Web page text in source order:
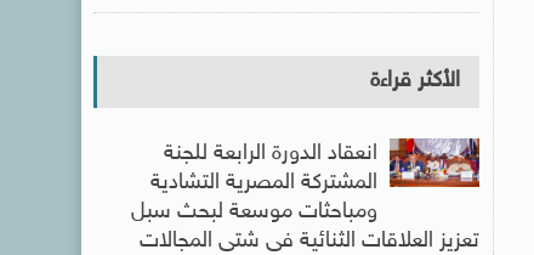
الأكثر قراءة
انعقاد الدورة الرابعة للجنة
المشتركة المصرية التشادية
ومباحثات موسعة لبحث سبل
تعزيز العلاقات الثنائية فى شتى المجالات